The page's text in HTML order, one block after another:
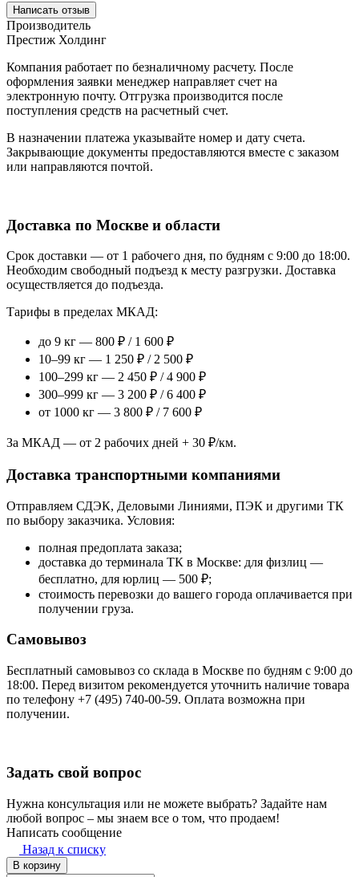
Написать отзыв
Производитель
Престиж Холдинг
Компания работает по безналичному расчету. После
оформления заявки менеджер направляет счет на
электронную почту. Отгрузка производится после
поступления средств на расчетный счет.
В назначении платежа указывайте номер и дату счета.
Закрывающие документы предоставляются вместе с заказом
или направляются почтой.
Доставка по Москве и области
Срок доставки — от 1 рабочего дня, по будням с 9:00 до 18:00.
Необходим свободный подъезд к месту разгрузки. Доставка
осуществляется до подъезда.
Тарифы в пределах МКАД:
до 9 кг — 800 ₽ / 1 600 ₽
10–99 кг — 1 250 ₽ / 2 500 ₽
100–299 кг — 2 450 ₽ / 4 900 ₽
300–999 кг — 3 200 ₽ / 6 400 ₽
от 1000 кг — 3 800 ₽ / 7 600 ₽
За МКАД — от 2 рабочих дней + 30 ₽/км.
Доставка транспортными компаниями
Отправляем СДЭК, Деловыми Линиями, ПЭК и другими ТК
по выбору заказчика. Условия:
полная предоплата заказа;
доставка до терминала ТК в Москве: для физлиц —
бесплатно, для юрлиц — 500 ₽;
стоимость перевозки до вашего города оплачивается при
получении груза.
Самовывоз
Бесплатный самовывоз со склада в Москве по будням с 9:00 до
18:00. Перед визитом рекомендуется уточнить наличие товара
по телефону +7 (495) 740-00-59. Оплата возможна при
получении.
Задать свой вопрос
Нужна консультация или не можете выбрать? Задайте нам
любой вопрос – мы знаем все о том, что продаем!
Написать сообщение
Назад к списку
В корзину